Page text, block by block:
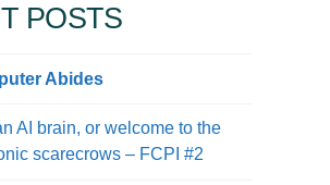
POSTS
Abides
AI brain, or welcome to the
scarecrows – FCPI #2